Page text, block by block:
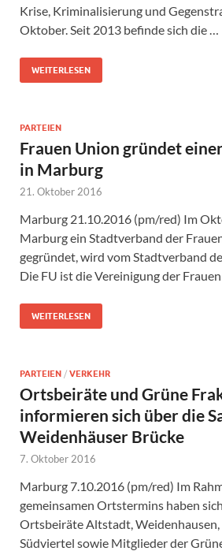
Krise, Kriminalisierung und
Oktober. Seit 2013 befinde sich die …
WEITERLESEN
PARTEIEN
Frauen Union gründet
in Marburg
21. Oktober 2016
Marburg 21.10.2016 (pm/red) Im
Marburg ein Stadtverband der
gegründet, wird vom Stadtverband
Die FU ist die Vereinigung der Frauen
WEITERLESEN
PARTEIEN / VERKEHR
Ortsbeiräte und Grüne
informieren sich über die
Weidenhäuser Brücke
7. Oktober 2016
Marburg 7.10.2016 (pm/red) Im
gemeinsamen Ortstermins haben
Ortsbeiräte Altstadt,
Südviertel sowie Mitglieder der